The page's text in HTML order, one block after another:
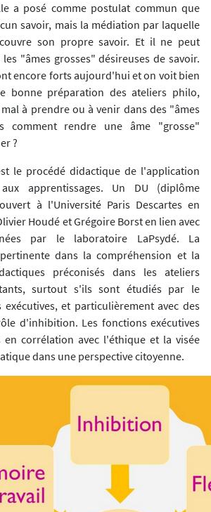
a posé comme postulat commun que
savoir, mais la médiation par laquelle
son propre savoir. Et il ne peut
"âmes grosses" désireuses de savoir.
encore forts aujourd'hui et on voit bien
bonne préparation des ateliers philo,
à prendre ou à venir dans des "âmes
comment rendre une âme "grosse"
?
le procédé didactique de l'application
apprentissages. Un DU (diplôme
à l'Université Paris Descartes en
Houdé et Grégoire Borst en lien avec
par le laboratoire LaPsydé. La
dans la compréhension et la
préconisés dans les ateliers
surtout s'ils sont étudiés par le
et particulièrement avec des
d'inhibition. Les fonctions exécutives
en corrélation avec l'éthique et la visée
dans une perspective citoyenne.